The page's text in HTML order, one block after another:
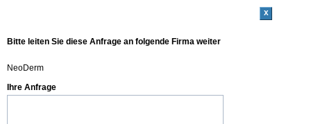
x
Bitte leiten Sie diese Anfrage an folgende Firma weiter
NeoDerm
Ihre Anfrage